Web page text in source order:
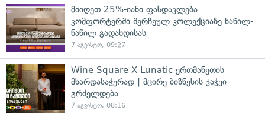
მიიღეთ 25%-იანი ფასდაკლება
კომფორტერში შერჩეულ კოლექციაზე ნაწილ-
ნაწილ გადახდისას
7 აგვისტო, 09:27
Wine Square X Lunatic ერთმანეთის
მხარდასაჭერად | მცირე ბიზნესის ჯაჭვი
გრძელდება
7 აგვისტო, 08:16